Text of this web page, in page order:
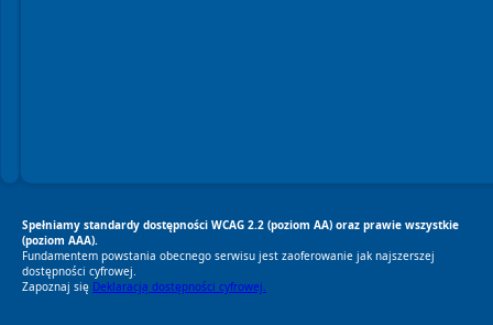
Spełniamy standardy dostępności WCAG 2.2 (poziom AA) oraz prawie wszystkie
(poziom AAA).
Fundamentem powstania obecnego serwisu jest zaoferowanie jak najszerszej
dostępności cyfrowej.
Zapoznaj się Deklaracją dostępności cyfrowej.